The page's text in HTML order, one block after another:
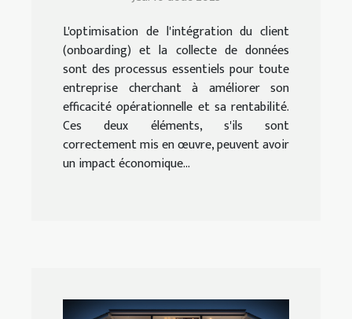
la collecte de données
L'optimisation de l'intégration du client
(onboarding) et la collecte de données
sont des processus essentiels pour toute
entreprise cherchant à améliorer son
efficacité opérationnelle et sa rentabilité.
Ces deux éléments, s'ils sont
correctement mis en œuvre, peuvent avoir
un impact économique...